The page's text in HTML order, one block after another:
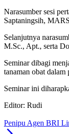
Narasumber sesi
Saptaningsih,
Selanjutnya
M.Sc., Apt., serta
Seminar dibagi
tanaman obat dalam
Seminar ini
Editor: Rudi
Penipu Agen BRI